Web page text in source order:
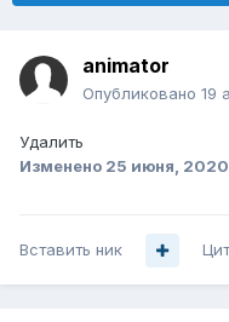
animator
Опубликовано 19
Удалить
Изменено 25 июня, 2020
Вставить ник